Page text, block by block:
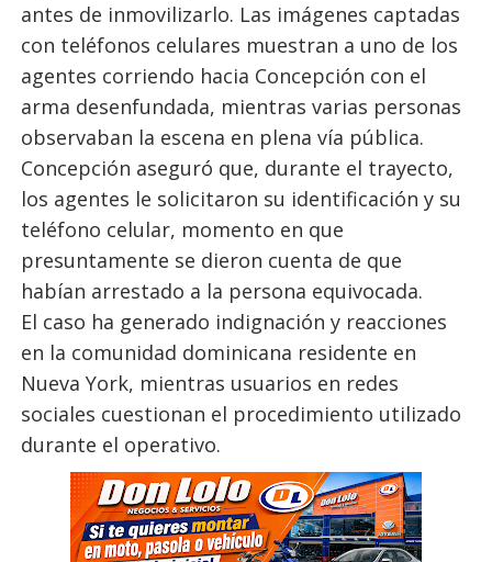
antes de inmovilizarlo. Las imágenes captadas
con teléfonos celulares muestran a uno de los
agentes corriendo hacia Concepción con el
arma desenfundada, mientras varias personas
observaban la escena en plena vía pública.
Concepción aseguró que, durante el trayecto,
los agentes le solicitaron su identificación y su
teléfono celular, momento en que
presuntamente se dieron cuenta de que
habían arrestado a la persona equivocada.
El caso ha generado indignación y reacciones
en la comunidad dominicana residente en
Nueva York, mientras usuarios en redes
sociales cuestionan el procedimiento utilizado
durante el operativo.